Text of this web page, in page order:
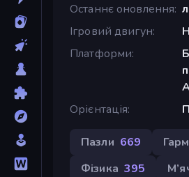
Останнє оновлення
Ігровий двигун
Платформи
Орієнтація
Пазли 669
Фізика 395